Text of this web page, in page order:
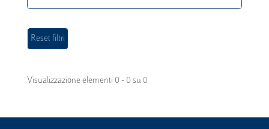
Visualizzazione elementi 0 - 0 su 0